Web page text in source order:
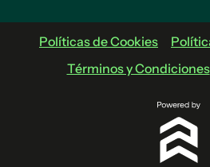
Políticas de Cookies
Términos y Condiciones